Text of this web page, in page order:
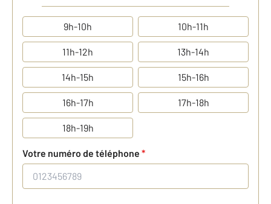
9h-10h 10h-11h
11h-12h 13h-14h
14h-15h 15h-16h
16h-17h 17h-18h
18h-19h
Votre numéro de téléphone *